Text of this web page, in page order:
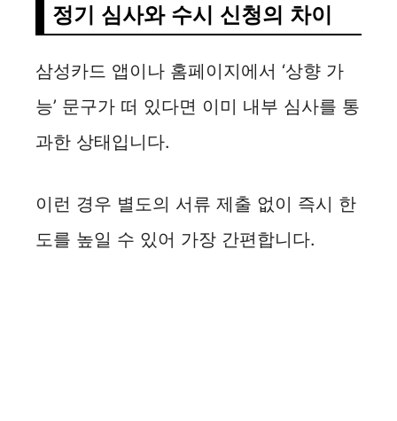
정기 심사와 수시 신청의 차이
삼성카드 앱이나 홈페이지에서 ‘상향 가
능’ 문구가 떠 있다면 이미 내부 심사를 통
과한 상태입니다.
이런 경우 별도의 서류 제출 없이 즉시 한
도를 높일 수 있어 가장 간편합니다.